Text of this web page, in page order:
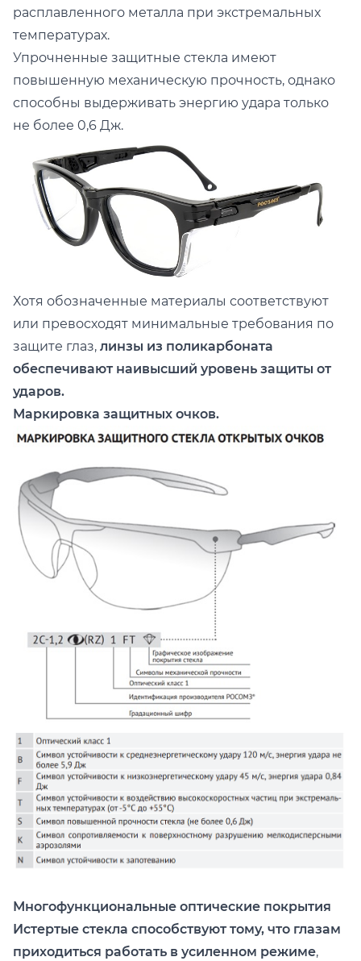
расплавленного металла при экстремальных
температурах.
Упрочненные защитные стекла имеют
повышенную механическую прочность, однако
способны выдерживать энергию удара только
не более 0,6 Дж.
Хотя обозначенные материалы соответствуют
или превосходят минимальные требования по
защите глаз, линзы из поликарбоната
обеспечивают наивысший уровень защиты от
ударов.
Маркировка защитных очков.
Многофункциональные оптические покрытия
Истертые стекла способствуют тому, что глазам
приходиться работать в усиленном режиме,